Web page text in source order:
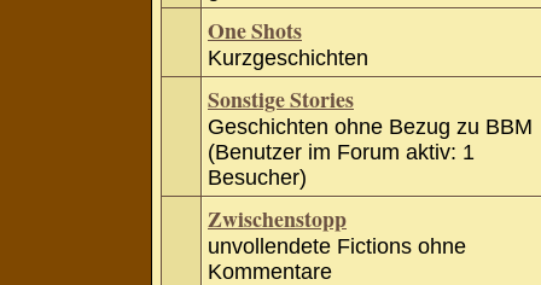
One Shots
Kurzgeschichten
Sonstige Stories
Geschichten ohne Bezug zu BBM
(Benutzer im Forum aktiv: 1
Besucher)
Zwischenstopp
unvollendete Fictions ohne
Kommentare